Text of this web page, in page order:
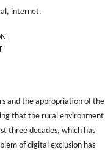
internet.
and the appropriation of the
that the rural environment
three decades, which has
of digital exclusion has